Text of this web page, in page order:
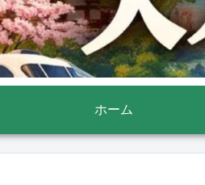
ホーム